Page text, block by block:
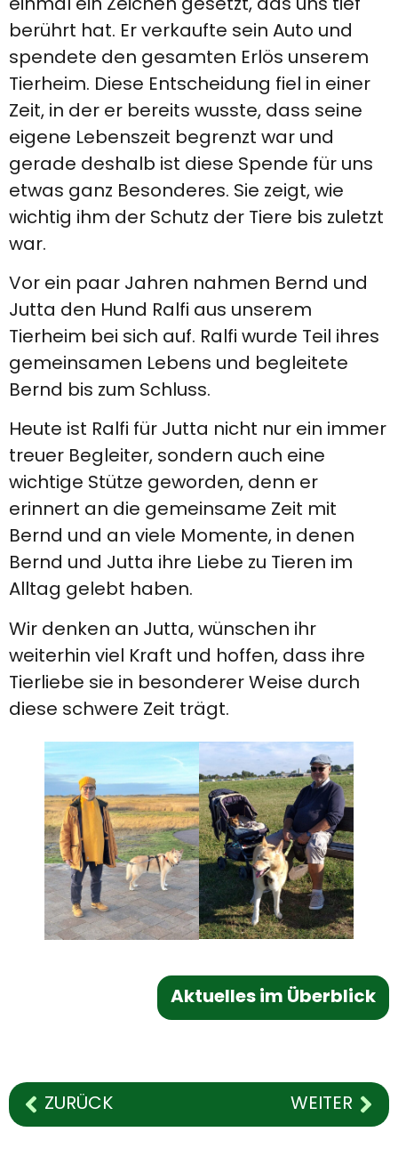
berührt hat. Er verkaufte sein Auto und
spendete den gesamten Erlös unserem
Tierheim. Diese Entscheidung fiel in einer
Zeit, in der er bereits wusste, dass seine
eigene Lebenszeit begrenzt war und
gerade deshalb ist diese Spende für uns
etwas ganz Besonderes. Sie zeigt, wie
wichtig ihm der Schutz der Tiere bis zuletzt
war.
Vor ein paar Jahren nahmen Bernd und
Jutta den Hund Ralfi aus unserem
Tierheim bei sich auf. Ralfi wurde Teil ihres
gemeinsamen Lebens und begleitete
Bernd bis zum Schluss.
Heute ist Ralfi für Jutta nicht nur ein immer
treuer Begleiter, sondern auch eine
wichtige Stütze geworden, denn er
erinnert an die gemeinsame Zeit mit
Bernd und an viele Momente, in denen
Bernd und Jutta ihre Liebe zu Tieren im
Alltag gelebt haben.
Wir denken an Jutta, wünschen ihr
weiterhin viel Kraft und hoffen, dass ihre
Tierliebe sie in besonderer Weise durch
diese schwere Zeit trägt.
Aktuelles im Überblick
ZURÜCK WEITER